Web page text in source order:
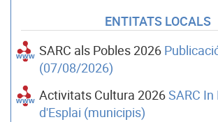
ENTITATS LOCALS
SARC als Pobles 2026
(07/08/2026)
Activitats Cultura 2026SARC
d'Esplai (municipis)